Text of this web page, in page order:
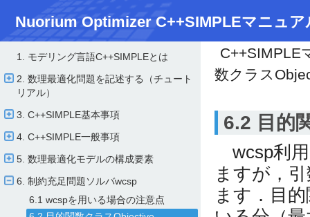
Nuorium Optimizer C++SIMPLEマニュア
1. モデリング言語C++SIMPLEとは
2. 数理最適化問題を記述する（チュート
リアル）
3. C++SIMPLE基本事項
4. C++SIMPLE一般事項
5. 数理最適化モデルの構成要素
6. 制約充足問題ソルバwcsp
6.1 wcspを用いる場合の注意点
C++SIMPLE
数クラス
6.2 目的
wcsp利
ますが，
ます．目